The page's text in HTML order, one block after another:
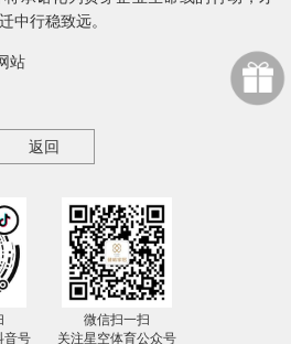
中行稳致远。
站
返回
音号
微信扫一扫
关注星空体育公众号